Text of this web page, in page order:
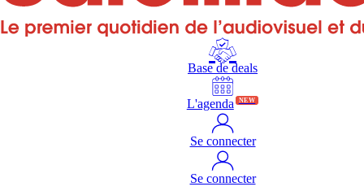
Base de deals
L'agenda NEW
Se connecter
Se connecter